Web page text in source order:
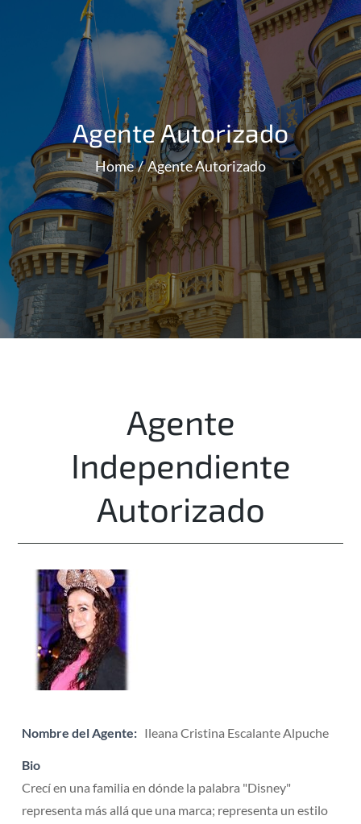
Agente Autorizado
Home Agente Autorizado
Agente
Independiente
Autorizado
Nombre del Agente: Ileana Cristina Escalante Alpuche
Bio
Crecí en una familia en dónde la palabra "Disney"
representa más allá que una marca; representa un estilo